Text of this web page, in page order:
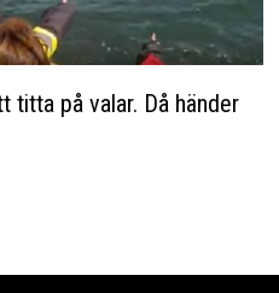
titta på valar. Då händer